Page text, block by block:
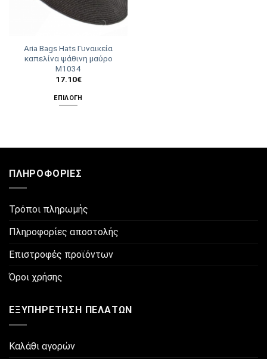
Aria Bags Hats Γυναικεία
καπελίνα ψάθινη μαύρο
M1034
17.10€
ΕΠΙΛΟΓΉ
έχει
παραλλαγές.
μπορούν
επιλεγούν
στη
σελίδα
ΠΛΗΡΟΦΟΡΊΕΣ
Τρόποι πληρωμής
Πληροφορίες αποστολής
Επιστροφές προϊόντων
Όροι χρήσης
ΕΞΥΠΗΡΈΤΗΣΗ ΠΕΛΑΤΏΝ
Καλάθι αγορών